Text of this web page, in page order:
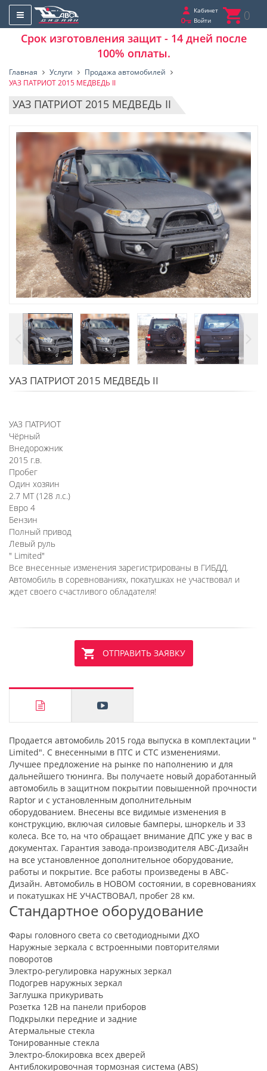
Кабинет
Войти
0
Срок изготовления защит - 14 дней после
100% оплаты.
Главная Услуги
Продажа автомобилей
УАЗ ПАТРИОТ 2015 МЕДВЕДЬ II
УАЗ ПАТРИОТ 2015 МЕДВЕДЬ II
УАЗ ПАТРИОТ 2015 МЕДВЕДЬ II
УАЗ ПАТРИОТ
Чёрный
Внедорожник
2015 г.в.
Пробег
Один хозяин
2.7 MT (128 л.с.)
Евро 4
Бензин
Полный привод
Левый руль
" Limited"
Все внесенные изменения зарегистрированы в ГИБДД.
Автомобиль в соревнованиях, покатушках не участвовал и
ждет своего счастливого обладателя!
ОТПРАВИТЬ ЗАЯВКУ
Продается автомобиль 2015 года выпуска в комплектации "
Limited". С внесенными в ПТС и СТС изменениями.
Лучшее предложение на рынке по наполнению и для
дальнейшего тюнинга. Вы получаете новый доработанный
автомобиль в защитном покрытии повышенной прочности
Raptor и с установленным дополнительным
оборудованием. Внесены все видимые изменения в
конструкцию, включая силовые бамперы, шноркель и 33
колеса. Все то, на что обращает внимание ДПС уже у вас в
документах. Гарантия завода-производителя АВС-Дизайн
на все установленное дополнительное оборудование,
работы и покрытие. Все работы произведены в АВС-
Дизайн. Автомобиль в НОВОМ состоянии, в соревнованиях
и покатушках НЕ УЧАСТВОВАЛ, пробег 28 км.
Стандартное оборудование
Фары головного света со светодиодными ДХО
Наружные зеркала с встроенными повторителями
поворотов
Электро-регулировка наружных зеркал
Подогрев наружных зеркал
Заглушка прикуривать
Розетка 12В на панели приборов
Подкрылки передние и задние
Атермальные стекла
Тонированные стекла
Электро-блокировка всех дверей
Антиблокировочная тормозная система (ABS)